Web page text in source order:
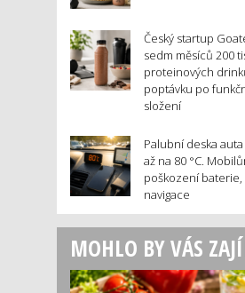
Český startup
sedm měsíců 200
proteinových
poptávku po
složení
Palubní deska
až na 80 °C.
poškození baterie,
navigace
MOHLO BY VÁS